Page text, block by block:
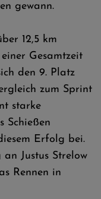
gewann.
12,5 km
Gesamtzeit
den 9. Platz
zum Sprint
starke
Schießen
Erfolg bei.
Justus Strelow
Rennen in